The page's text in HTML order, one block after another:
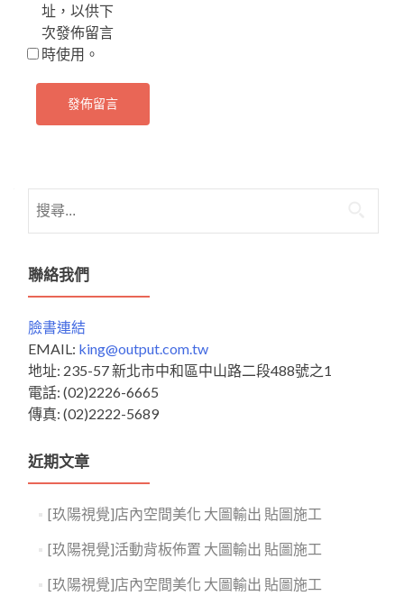
址，以供下
次發佈留言
時使用。
尋
鍵
字:
聯絡我們
臉書連結
EMAIL: king@output.com.tw
地址: 235-57 新北市中和區中山路二段488號之1
電話: (02)2226-6665
傳真: (02)2222-5689
近期文章
[玖陽視覺]店內空間美化 大圖輸出 貼圖施工
[玖陽視覺]活動背板佈置 大圖輸出 貼圖施工
[玖陽視覺]店內空間美化 大圖輸出 貼圖施工